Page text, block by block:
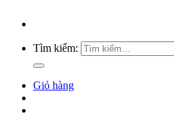
Tìm kiếm:
Giỏ hàng